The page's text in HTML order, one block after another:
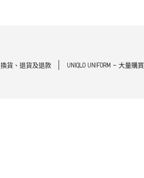
換貨、退貨及退款 UNIQLO UNIFORM - 大量購買